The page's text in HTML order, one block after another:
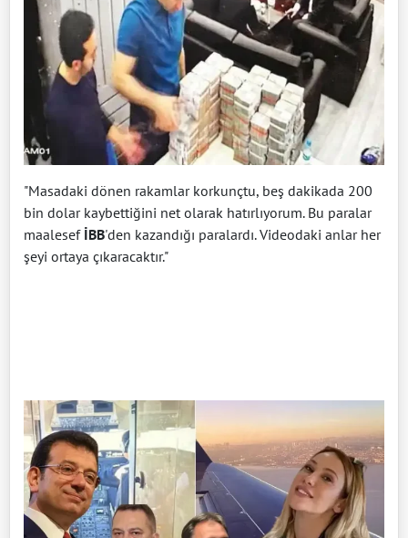
"Masadaki dönen rakamlar korkunçtu, beş dakikada 200
bin dolar kaybettiğini net olarak hatırlıyorum. Bu paralar
maalesef İBB'den kazandığı paralardı. Videodaki anlar her
şeyi ortaya çıkaracaktır."